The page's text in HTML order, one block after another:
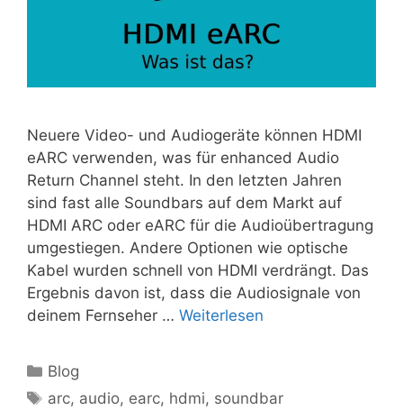
Neuere Video- und Audiogeräte können HDMI
eARC verwenden, was für enhanced Audio
Return Channel steht. In den letzten Jahren
sind fast alle Soundbars auf dem Markt auf
HDMI ARC oder eARC für die Audioübertragung
umgestiegen. Andere Optionen wie optische
Kabel wurden schnell von HDMI verdrängt. Das
Ergebnis davon ist, dass die Audiosignale von
deinem Fernseher … Weiterlesen
Kategorien
Blog
Schlagwörter
arc, audio, earc, hdmi, soundbar